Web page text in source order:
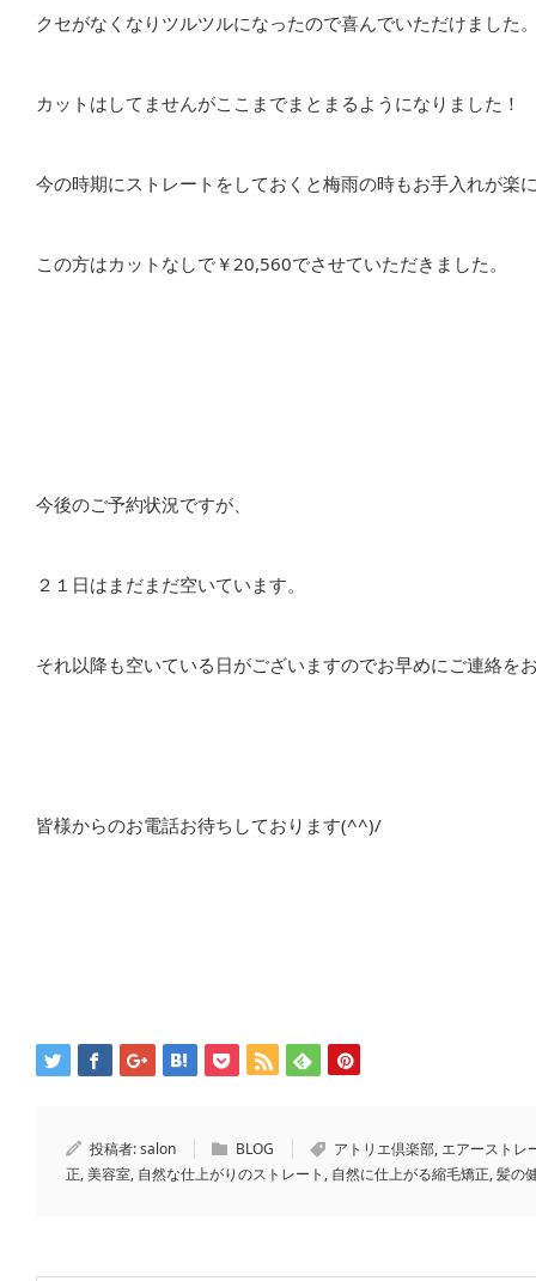
クセがなくなりツルツルになったので喜んでいただけました
カットはしてませんがここまでまとまるようになりました！
今の時期にストレートをしておくと梅雨の時もお手入れが楽
この方はカットなしで￥20,560でさせていただきました。
今後のご予約状況ですが、
２１日はまだまだ空いています。
それ以降も空いている日がございますのでお早めにご連絡を
皆様からのお電話お待ちしております(^^)/
投稿者:salon BLOG アトリエ倶楽部, エアーストレ
正,美容室, 自然な仕上がりのストレート , 自然に仕上がる縮毛矯正,髪の